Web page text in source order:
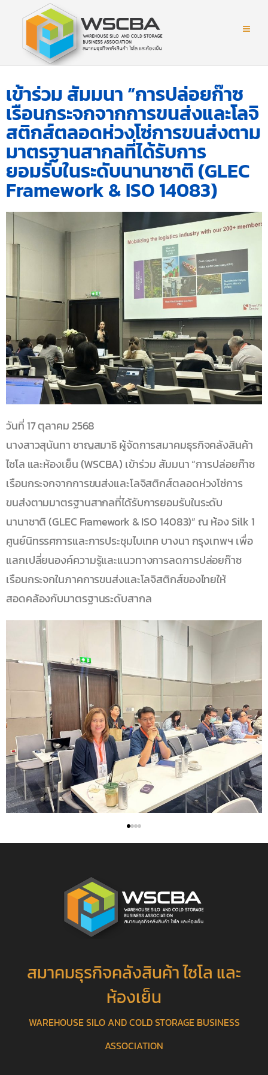
เข้าร่วม สัมมนา “การปล่อยก๊าซ
เรือนกระจกจากการขนส่งและโลจิ
สติกส์ตลอดห่วงโซ่การขนส่งตาม
มาตรฐานสากลที่ได้รับการ
ยอมรับในระดับนานาชาติ (GLEC
Framework & ISO 14083)
วันที่ 17 ตุลาคม 2568
นางสาวสุนันทา ชาญสมาธิ ผู้จัดการสมาคมธุรกิจคลังสินค้า
ไซโล และห้องเย็น (WSCBA) เข้าร่วม สัมมนา “การปล่อยก๊าซ
เรือนกระจกจากการขนส่งและโลจิสติกส์ตลอดห่วงโซ่การ
ขนส่งตามมาตรฐานสากลที่ได้รับการยอมรับในระดับ
นานาชาติ (GLEC Framework & ISO 14083)” ณ ห้อง Silk 1
ศูนย์นิทรรศการและการประชุมไบเทค บางนา กรุงเทพฯ เพื่อ
แลกเปลี่ยนองค์ความรู้และแนวทางการลดการปล่อยก๊าซ
เรือนกระจกในภาคการขนส่งและโลจิสติกส์ของไทยให้
สอดคล้องกับมาตรฐานระดับสากล
สมาคมธุรกิจคลังสินค้า ไซโล และ
ห้องเย็น
WAREHOUSE SILO AND COLD STORAGE BUSINESS
ASSOCIATION